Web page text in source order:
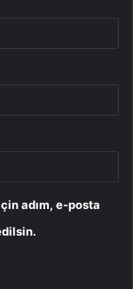
adım, e-posta